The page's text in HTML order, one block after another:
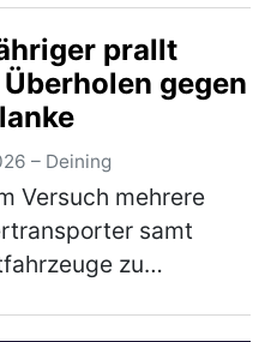
sich unerlaubt von
ohne sich um
(mehr)
prallt
gegen
– Deining
Versuch mehrere
samt
zu